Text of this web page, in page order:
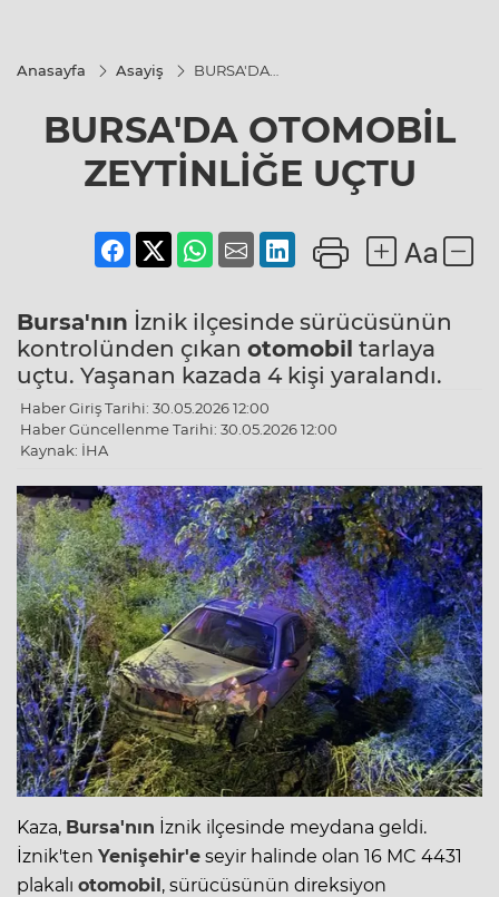
Anasayfa Asayiş
BURSA'DA
UÇTU
BURSA'DA OTOMOBİL
ZEYTİNLİĞE UÇTU
Bursa'nın İznik ilçesinde sürücüsünün
kontrolünden çıkan otomobil tarlaya
uçtu. Yaşanan kazada 4 kişi yaralandı.
Haber Giriş Tarihi: 30.05.2026 12:00
Haber Güncellenme Tarihi: 30.05.2026 12:00
Kaynak: İHA
Kaza, Bursa'nın İznik ilçesinde meydana geldi.
İznik'ten Yenişehir'e seyir halinde olan 16 MC 4431
plakalı otomobil, sürücüsünün direksiyon